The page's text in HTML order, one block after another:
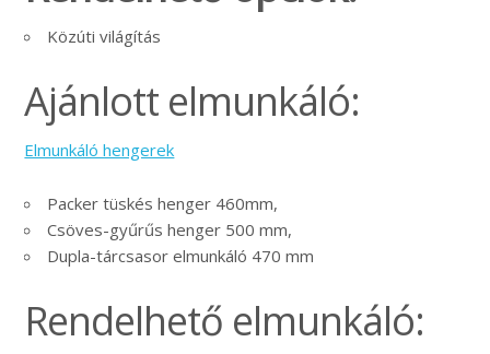
Közúti világítás
Ajánlott elmunkáló:
Elmunkáló hengerek
Packer tüskés henger 460mm,
Csöves-gyűrűs henger 500 mm,
Dupla-tárcsasor elmunkáló 470 mm
Rendelhető elmunkáló: